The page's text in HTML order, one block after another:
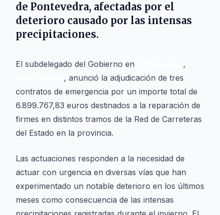
de Pontevedra, afectadas por el
deterioro causado por las intensas
precipitaciones.
El subdelegado del Gobierno en
,
, anunció la adjudicación de tres
contratos de emergencia por un importe total de
6.899.767,83 euros destinados a la reparación de
firmes en distintos tramos de la Red de Carreteras
del Estado en la provincia.
Las actuaciones responden a la necesidad de
actuar con urgencia en diversas vías que han
experimentado un notable deterioro en los últimos
meses como consecuencia de las intensas